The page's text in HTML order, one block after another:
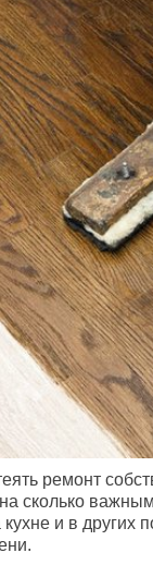
ремонт
сколько
и в других